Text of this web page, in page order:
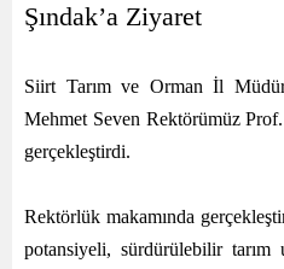
Şındak’a Ziyaret
Siirt Tarım ve Orman İl Müdür
Mehmet Seven Rektörümüz
gerçekleştirdi.
Rektörlük makamında
potansiyeli, sürdürülebilir tarım